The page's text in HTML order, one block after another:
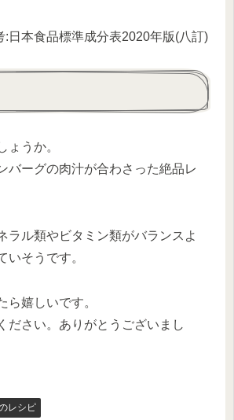
:日本食品標準成分表2020年版(八訂)
ょうか。
バーグの肉汁が合わさった絶品レ
ラル類やビタミン類がバランスよ
いそうです。
ら嬉しいです。
ださい。ありがとうございまし
レシピ